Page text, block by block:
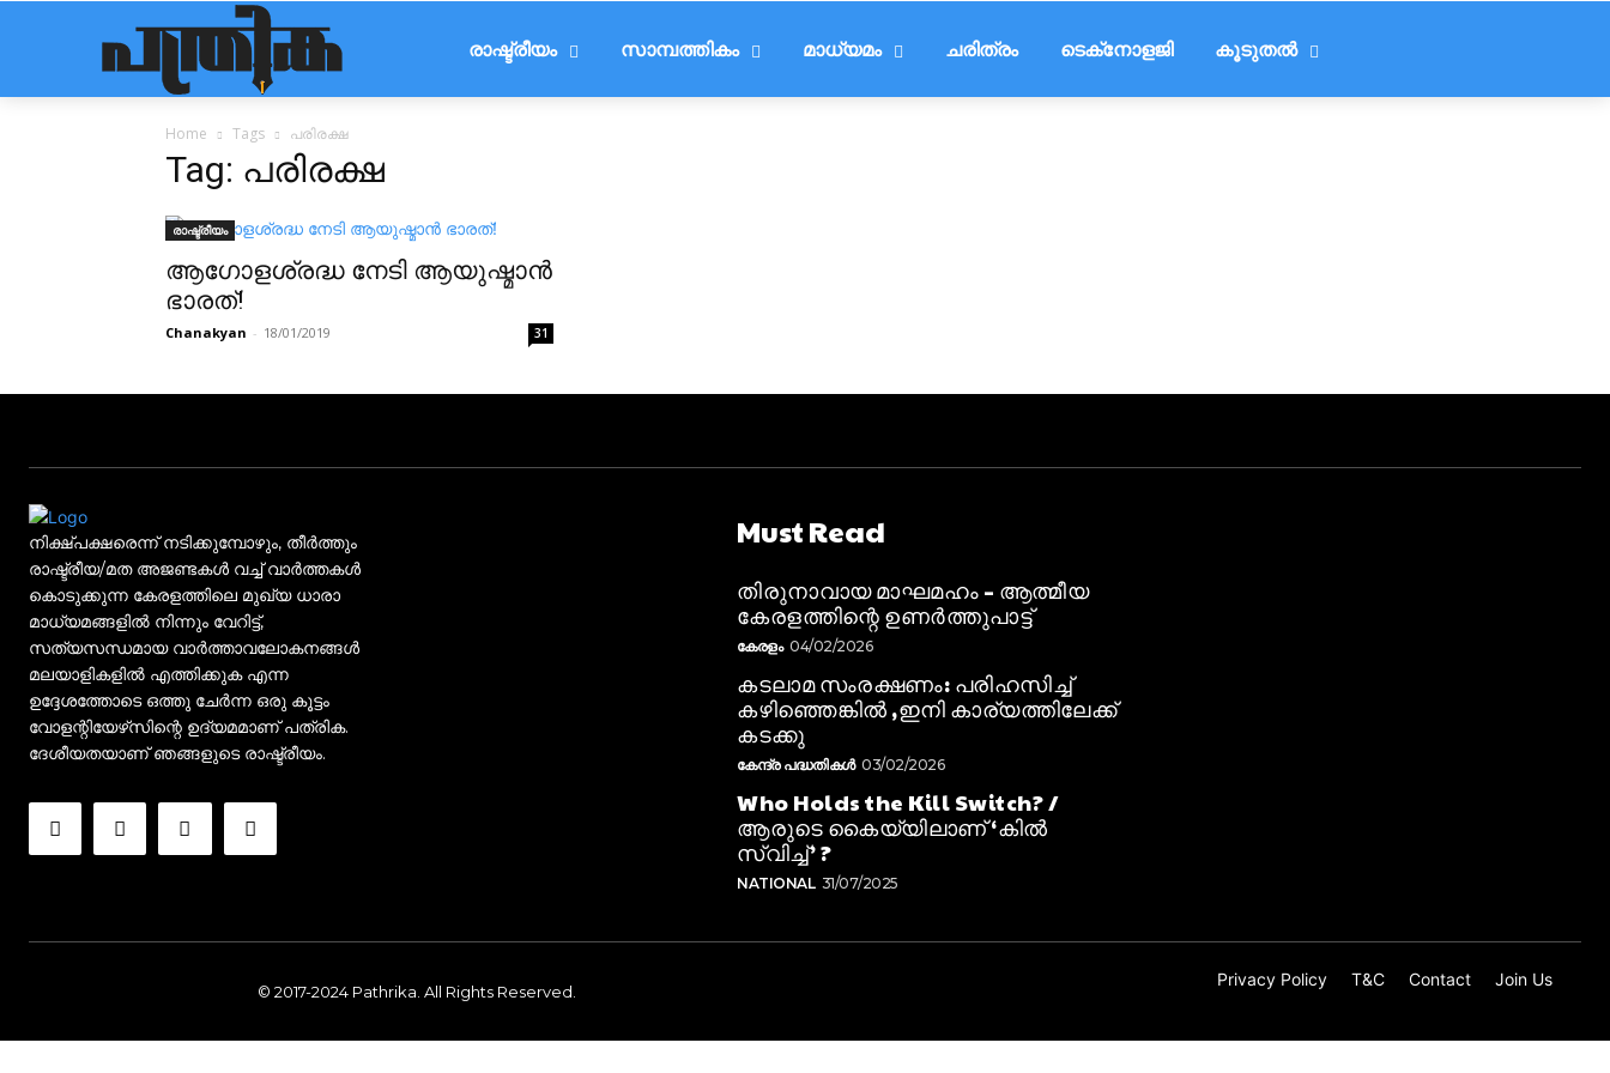
രാഷ്ട്രീയം സാമ്പത്തികം മാധ്യമം ചരിത്രം ടെക്‌നോളജി കൂടുതൽ
Home Tags പരിരക്ഷ
Tag: പരിരക്ഷ
രാഷ്ട്രീയം
ആഗോളശ്രദ്ധ നേടി ആയുഷ്മാന്‍
ഭാരത്!
Chanakyan - 18/01/2019 31
നിക്ഷ്പക്ഷരെന്ന് നടിക്കുമ്പോഴും, തീർത്തും
രാഷ്ട്രീയ/മത അജണ്ടകൾ വച്ച് വാർത്തകൾ
കൊടുക്കുന്ന കേരളത്തിലെ മുഖ്യ ധാരാ
മാധ്യമങ്ങളിൽ നിന്നും വേറിട്ട്,
സത്യസന്ധമായ വാർത്താവലോകനങ്ങൾ
മലയാളികളിൽ എത്തിക്കുക എന്ന
ഉദ്ദേശത്തോടെ ഒത്തു ചേർന്ന ഒരു കൂട്ടം
വോളന്റിയേഴ്‌സിന്റെ ഉദ്യമമാണ് പത്രിക.
ദേശീയതയാണ് ഞങ്ങളുടെ രാഷ്ട്രീയം.
Must Read
തിരുനാവായ മാഘമഹം – ആത്മീയ
കേരളത്തിന്റെ ഉണർത്തുപാട്ട്
കേരളം 04/02/2026
കടലാമ സംരക്ഷണം: പരിഹസിച്ച്
കഴിഞ്ഞെങ്കിൽ ,ഇനി കാര്യത്തിലേക്ക്
കടക്കു
കേന്ദ്ര പദ്ധതികൾ 03/02/2026
Who Holds the Kill Switch? /
ആരുടെ കൈയ്യിലാണ് ‘കിൽ
സ്വിച്ച്’ ?
NATIONAL 31/07/2025
© 2017-2024 Pathrika. All Rights Reserved.
Privacy Policy T&C Contact Join Us